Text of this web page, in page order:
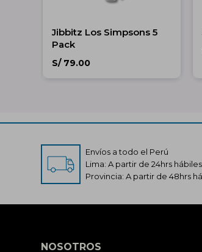
Jibbitz Los Simpsons 5
Pack
S/ 79.00
Envíos a todo el Perú
Lima: A partir de 24hrs hábiles
Provincia: A partir de 48hrs
NOSOTROS